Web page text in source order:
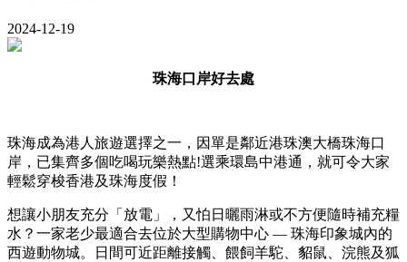
2024-12-19
珠海口岸好去處
珠海成為港人旅遊選擇之一，因單是鄰近港珠澳大橋珠海口
岸，已集齊多個吃喝玩樂熱點!選乘環島中港通，就可令大家
輕鬆穿梭香港及珠海度假！
想讓小朋友充分「放電」，又怕日曬雨淋或不方便隨時補充糧
水？一家老少最適合去位於大型購物中心 — 珠海印象城內的
西遊動物城。日間可近距離接觸、餵飼羊駝、貂鼠、浣熊及狐